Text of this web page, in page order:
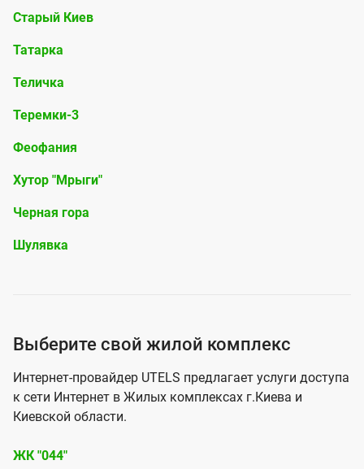
с
т
у
е
н
д
я
п
л
ю
ч
е
н
Старый Киев
Татарка
Теличка
Теремки-3
Феофания
Хутор "Мрыги"
Черная гора
Шулявка
Ж
и
л
ы
е
Выберите свой жилой комплекс
Интернет-провайдер UTELS предлагает услуги доступа
к сети Интернет в Жилых комплексах г.Киева и
Киевской области.
ЖК "044"